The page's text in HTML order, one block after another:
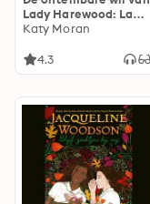
Lady Harewood: Lady
Hester Harewood
een wereld vol
Katy Moran
4.3